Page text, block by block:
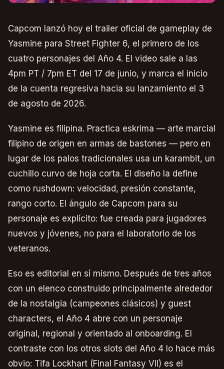
Capcom lanzó hoy el trailer oficial de gameplay de
Yasmine para Street Fighter 6, el primero de los
cuatro personajes del Año 4. El video sale a las
4pm PT / 7pm ET del 17 de junio, y marca el inicio
de la cuenta regresiva hacia su lanzamiento el 3
de agosto de 2026.
Yasmine es filipina. Practica eskrima — arte marcial
filipino de origen en armas de bastones — pero en
lugar de los palos tradicionales usa un karambit, un
cuchillo curvo de hoja corta. El diseño la define
como rushdown: velocidad, presión constante,
rango corto. El ángulo de Capcom para su
personaje es explícito: fue creada para jugadores
nuevos y jóvenes, no para el laboratorio de los
veteranos.
Eso es editorial en sí mismo. Después de tres años
con un elenco construido principalmente alrededor
de la nostalgia (campeones clásicos) y guest
characters, el Año 4 abre con un personaje
original, regional y orientado al onboarding. El
contraste con los otros slots del Año 4 lo hace más
obvio: Tifa Lockhart (Final Fantasy VII) es el